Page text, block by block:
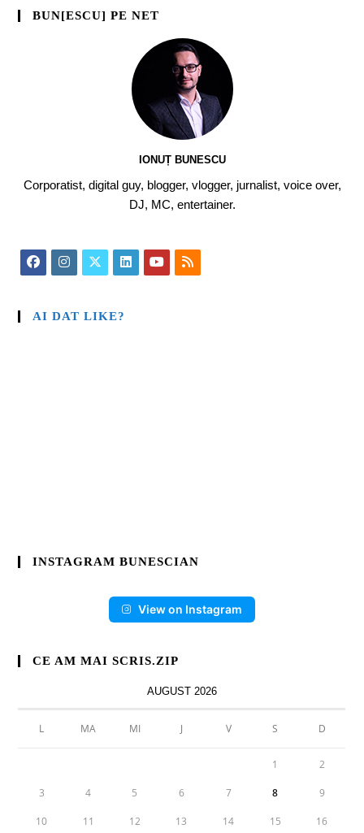
BUN[ESCU] PE NET
IONUȚ BUNESCU
Corporatist, digital guy, blogger, vlogger, jurnalist, voice over,
DJ, MC, entertainer.
AI DAT LIKE?
INSTAGRAM BUNESCIAN
View on Instagram
CE AM MAI SCRIS.ZIP
AUGUST 2026
L MA MI J V S D
1 2
3 4 5 6 7 8 9
10 11 12 13 14 15 16